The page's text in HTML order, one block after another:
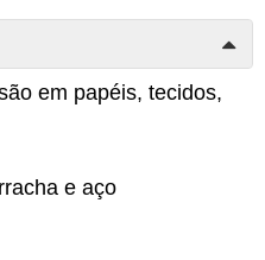
em papéis, tecidos,
e aço